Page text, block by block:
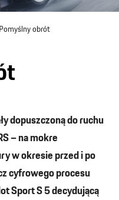
Pomyślny obrót
dopuszczoną do ruchu
– na mokre
w okresie przed i po
cyfrowego procesu
Sport S 5 decydującą